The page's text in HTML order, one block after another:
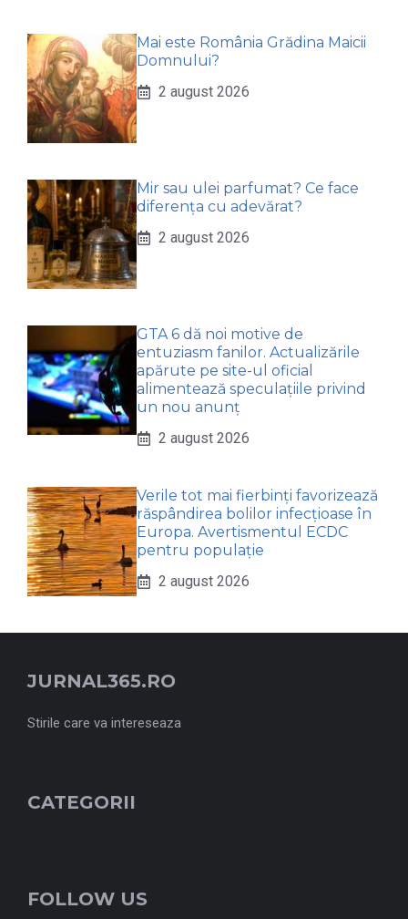
Mai este România Grădina Maicii
Domnului?
2 august 2026
Mir sau ulei parfumat? Ce face
diferența cu adevărat?
2 august 2026
GTA 6 dă noi motive de
entuziasm fanilor. Actualizările
apărute pe site-ul oficial
alimentează speculațiile privind
un nou anunț
2 august 2026
Verile tot mai fierbinți favorizează
răspândirea bolilor infecțioase în
Europa. Avertismentul ECDC
pentru populație
2 august 2026
JURNAL365.RO
Stirile care va intereseaza
CATEGORII
FOLLOW US